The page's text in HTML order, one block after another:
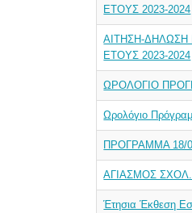
ΕΤΟΥΣ 2023-2024
ΑΙΤΗΣΗ-ΔΗΛΩΣΗ
ΕΤΟΥΣ 2023-2024
ΩΡΟΛΟΓΙΟ
Ωρολόγιο
ΠΡΟΓΡΑΜΜΑ 18/
ΑΓΙΑΣΜΟΣ ΣΧΟΛ.
Έτησια Έκθεση